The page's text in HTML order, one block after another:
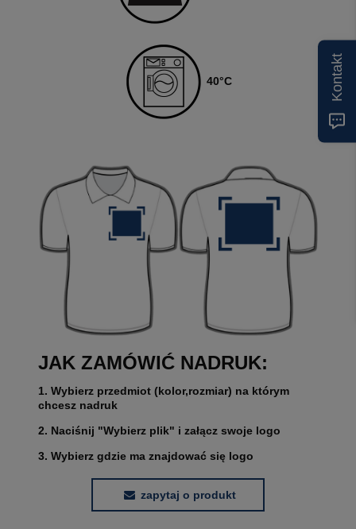
40°C
JAK ZAMÓWIĆ NADRUK:
1. Wybierz przedmiot (kolor,rozmiar) na którym
chcesz nadruk
2. Naciśnij "Wybierz plik" i załącz swoje logo
3. Wybierz gdzie ma znajdować się logo
zapytaj o produkt
Kontakt